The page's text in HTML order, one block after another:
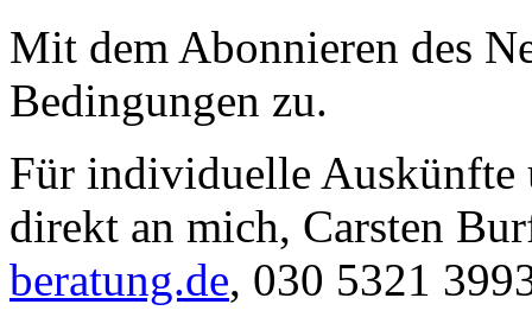
Mit dem Abonnieren des
Bedingungen zu.
Für individuelle Auskünfte
direkt an mich, Carsten
beratung.de, 030 5321